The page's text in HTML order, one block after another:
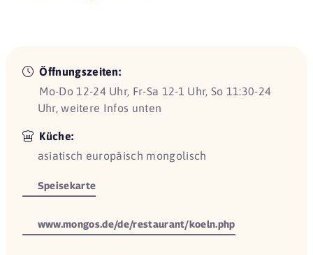
Öffnungszeiten:
Mo-Do 12-24 Uhr, Fr-Sa 12-1 Uhr, So 11:30-24
Uhr, weitere Infos unten
Küche:
asiatisch europäisch mongolisch
Speisekarte
www.mongos.de/de/restaurant/koeln.php